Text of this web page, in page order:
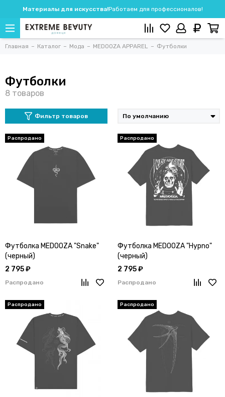
Материалы для искусства!Работаем для профессионалов!
Главная Каталог Мода MEDOOZA APPAREL Футболки
Футболки
Фильтр товаров
Футболка MEDOOZA "Snake"
(черный)
2 795 ₽
Распродано
Футболка MEDOOZA "Hypno"
(черный)
2 795 ₽
Распродано